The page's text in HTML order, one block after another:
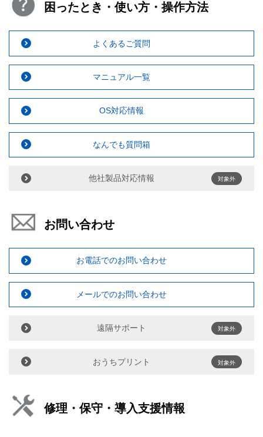
困ったとき・使い方・操作方法
よくあるご質問
マニュアル一覧
OS対応情報
なんでも質問箱
他社製品対応情報 対象外
お問い合わせ
お電話でのお問い合わせ
メールでのお問い合わせ
遠隔サポート 対象外
おうちプリント 対象外
修理・保守・導入支援情報